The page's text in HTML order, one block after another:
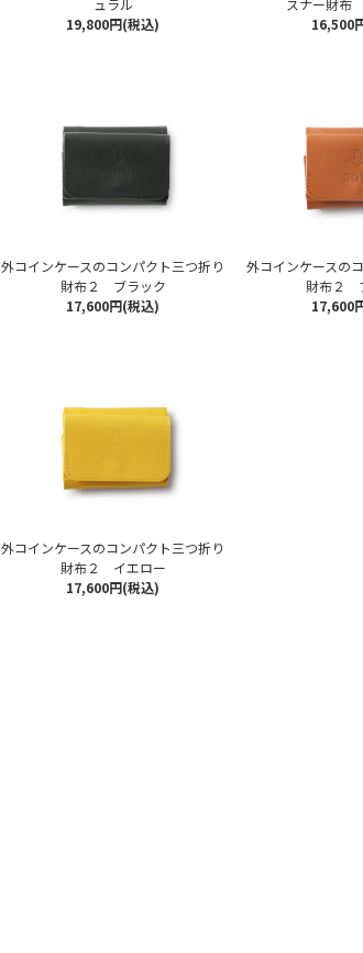
ュラル
19,800円(税込)
スナー財布
16,500
外コインケースのコンパクト三つ折り
財布２ ブラック
17,600円(税込)
外コインケースの
財布２
17,600
外コインケースのコンパクト三つ折り
財布２ イエロー
17,600円(税込)